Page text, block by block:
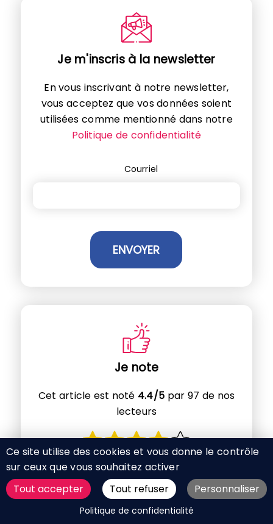
Je m'inscris à la newsletter
En vous inscrivant à notre newsletter,
vous acceptez que vos données soient
utilisées comme mentionné dans notre
Politique de confidentialité
Courriel
Je note
Cet article est noté 4.4/5par 97 de nos
lecteurs
DEMANDER UN DEVIS
Ce site utilise des cookies et vous donne le contrôle
sur ceux que vous souhaitez activer
Tout accepter
Tout refuser Personnaliser
Politique de confidentialité